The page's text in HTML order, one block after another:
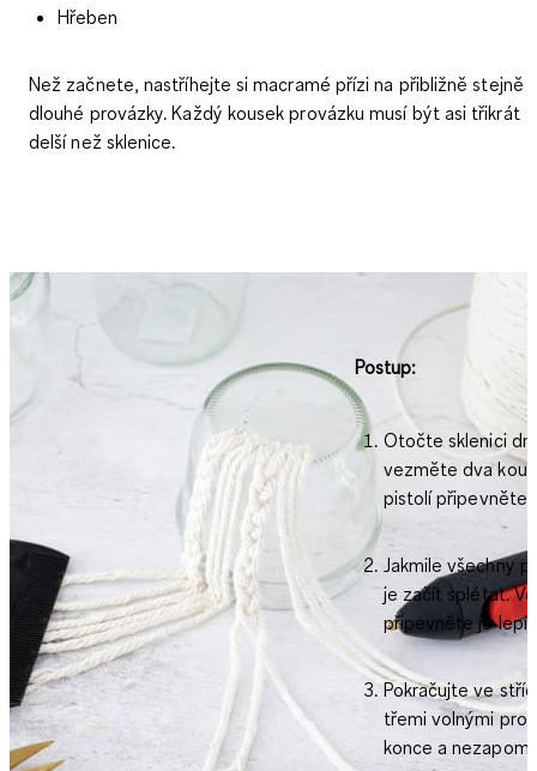
Hřeben
Než začnete, nastříhejte si macramé přízi na přibližně stejně
dlouhé provázky. Každý kousek provázku musí být asi třikrát
delší než sklenice.
Postup:
Otočte sklenici
vezměte dva
pistolí připevněte
Jakmile všechny
je začít splétat.
připevněte je
Pokračujte ve
třemi volnými
konce a